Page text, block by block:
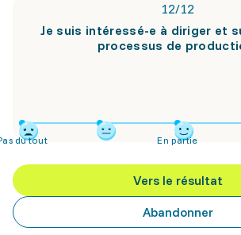
12/12
Je suis intéressé-e à diriger et
processus de
du tout En partie
Vers le résultat
Abandonner